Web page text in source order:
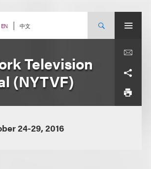
EN 中文
Television
(NYTVF)
24-29, 2016